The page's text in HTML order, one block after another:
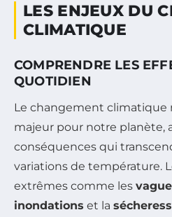
LES ENJEUX DU
CLIMATIQUE
COMPRENDRE LES
QUOTIDIEN
Le changement climatique
majeur pour notre planète,
conséquences qui
variations de température.
extrêmes comme les
inondations et la